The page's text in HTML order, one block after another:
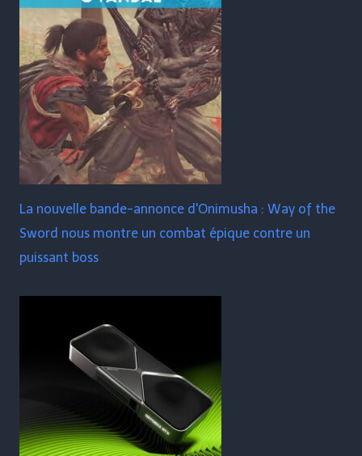
La nouvelle bande-annonce d'Onimusha : Way of the
Sword nous montre un combat épique contre un
puissant boss